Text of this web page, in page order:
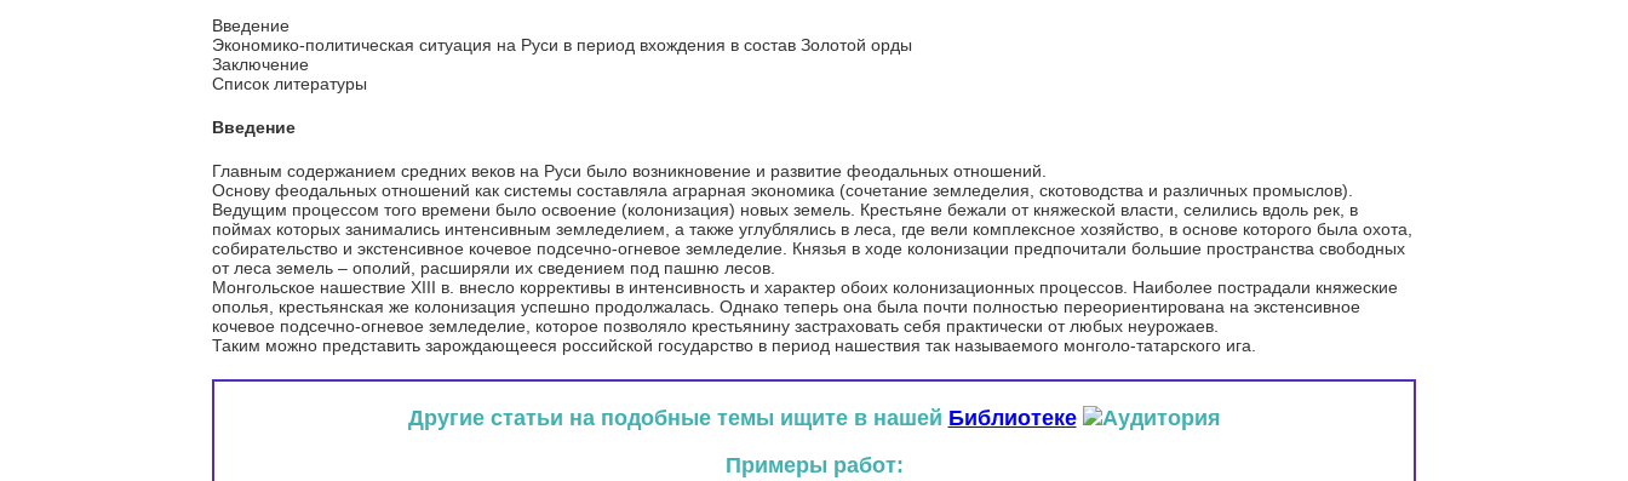
Введение
Экономико-политическая ситуация на Руси в период вхождения в состав Золотой орды
Заключение
Список литературы
Введение
Главным содержанием средних веков на Руси было возникновение и развитие феодальных отношений.
Основу феодальных отношений как системы составляла аграрная экономика (сочетание земледелия, скотоводства и различных промыслов).
Ведущим процессом того времени было освоение (колонизация) новых земель. Крестьяне бежали от княжеской власти, селились вдоль рек, в
поймах которых занимались интенсивным земледелием, а также углублялись в леса, где вели комплексное хозяйство, в основе которого была охота,
собирательство и экстенсивное кочевое подсечно-огневое земледелие. Князья в ходе колонизации предпочитали большие пространства свободных
от леса земель – ополий, расширяли их сведением под пашню лесов.
Монгольское нашествие XIII в. внесло коррективы в интенсивность и характер обоих колонизационных процессов. Наиболее пострадали княжеские
ополья, крестьянская же колонизация успешно продолжалась. Однако теперь она была почти полностью переориентирована на экстенсивное
кочевое подсечно-огневое земледелие, которое позволяло крестьянину застраховать себя практически от любых неурожаев.
Таким можно представить зарождающееся российской государство в период нашествия так называемого монголо-татарского ига.
Другие статьи на подобные темы ищите в нашей Библиотеке
Примеры работ: